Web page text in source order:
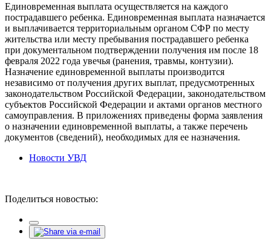
Единовременная выплата осуществляется на каждого
пострадавшего ребенка. Единовременная выплата назначается
и выплачивается территориальным органом СФР по месту
жительства или месту пребывания пострадавшего ребенка
при документальном подтверждении получения им после 18
февраля 2022 года увечья (ранения, травмы, контузии).
Назначение единовременной выплаты производится
независимо от получения других выплат, предусмотренных
законодательством Российской Федерации, законодательством
субъектов Российской Федерации и актами органов местного
самоуправления. В приложениях приведены форма заявления
о назначении единовременной выплаты, а также перечень
документов (сведений), необходимых для ее назначения.
Новости УВД
Поделиться новостью: